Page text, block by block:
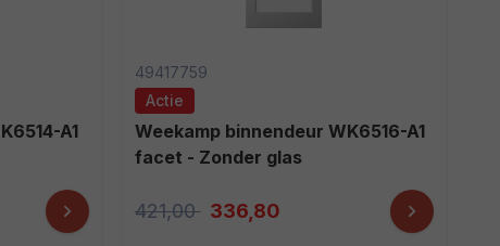
49417759
Actie
Weekamp binnendeur WK6516-A1
facet - Zonder glas
421,00 336,80